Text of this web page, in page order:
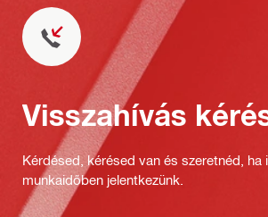
Visszahívás
Kérdésed, kérésed van és szeretnéd,
munkaidőben jelentkezünk.